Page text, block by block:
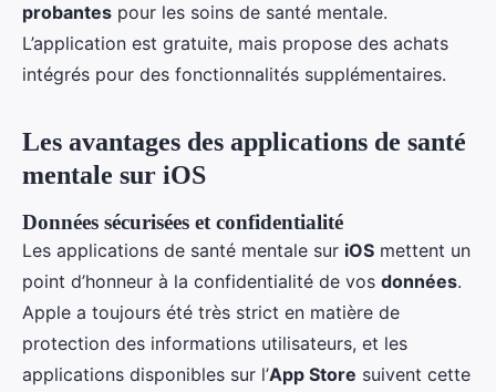
probantes pour les soins de santé mentale.
L’application est gratuite, mais propose des achats
intégrés pour des fonctionnalités supplémentaires.
Les avantages des applications de santé
mentale sur iOS
Données sécurisées et confidentialité
Les applications de santé mentale sur iOS mettent un
point d’honneur à la confidentialité de vos données.
Apple a toujours été très strict en matière de
protection des informations utilisateurs, et les
applications disponibles sur l’App Store suivent cette